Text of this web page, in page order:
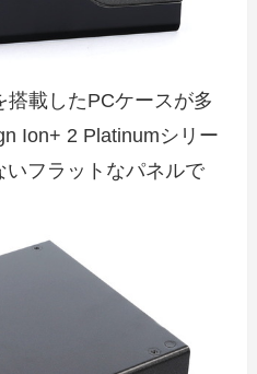
載したPCケースが多
Ion+ 2 Platinumシリー
いフラットなパネルで